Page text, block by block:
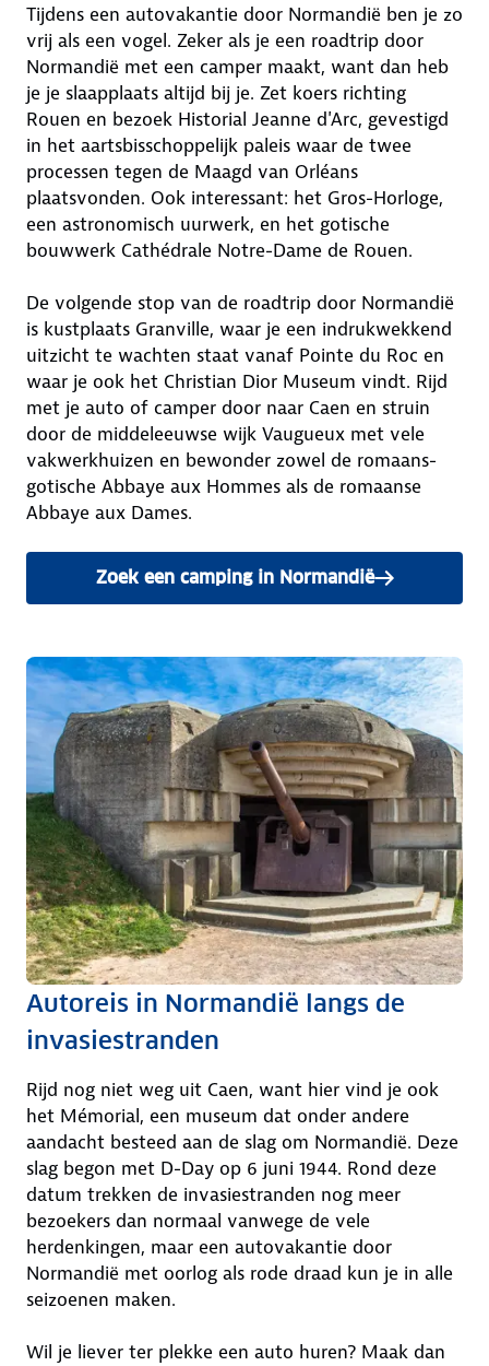
Tijdens een autovakantie door Normandië ben je zo
vrij als een vogel. Zeker als je een roadtrip door
Normandië met een camper maakt, want dan heb
je je slaapplaats altijd bij je. Zet koers richting
Rouen en bezoek Historial Jeanne d'Arc, gevestigd
in het aartsbisschoppelijk paleis waar de twee
processen tegen de Maagd van Orléans
plaatsvonden. Ook interessant: het Gros-Horloge,
een astronomisch uurwerk, en het gotische
bouwwerk Cathédrale Notre-Dame de Rouen.
De volgende stop van de roadtrip door Normandië
is kustplaats Granville, waar je een indrukwekkend
uitzicht te wachten staat vanaf Pointe du Roc en
waar je ook het Christian Dior Museum vindt. Rijd
met je auto of camper door naar Caen en struin
door de middeleeuwse wijk Vaugueux met vele
vakwerkhuizen en bewonder zowel de romaans-
gotische Abbaye aux Hommes als de romaanse
Abbaye aux Dames.
Zoek een camping in Normandië
Autoreis in Normandië langs de
invasiestranden
Rijd nog niet weg uit Caen, want hier vind je ook
het Mémorial, een museum dat onder andere
aandacht besteed aan de slag om Normandië. Deze
slag begon met D-Day op 6 juni 1944. Rond deze
datum trekken de invasiestranden nog meer
bezoekers dan normaal vanwege de vele
herdenkingen, maar een autovakantie door
Normandië met oorlog als rode draad kun je in alle
seizoenen maken.
Wil je liever ter plekke een auto huren? Maak dan